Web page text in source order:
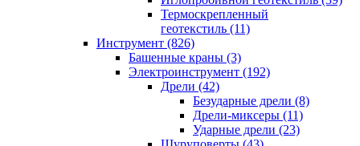
Термоскрепленный
геотекстиль (11)
Инструмент (826)
Башенные краны (3)
Электроинструмент (192)
Дрели (42)
Безударные дрели (8)
Дрели-миксеры (11)
Ударные дрели (23)